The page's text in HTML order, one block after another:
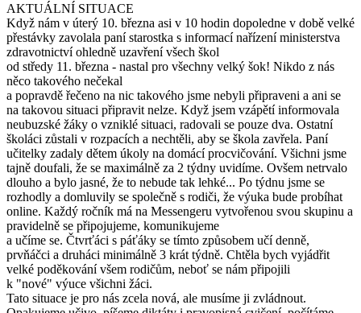
AKTUÁLNÍ SITUACE
Když nám v úterý 10. března asi v 10 hodin dopoledne v době velké
přestávky zavolala paní starostka s informací nařízení ministerstva
zdravotnictví ohledně uzavření všech škol
od středy 11. března - nastal pro všechny velký šok! Nikdo z nás
něco takového nečekal
a popravdě řečeno na nic takového jsme nebyli připraveni a ani se
na takovou situaci připravit nelze. Když jsem vzápětí informovala
neubuzské žáky o vzniklé situaci, radovali se pouze dva. Ostatní
školáci zůstali v rozpacích a nechtěli, aby se škola zavřela. Paní
učitelky zadaly dětem úkoly na domácí procvičování. Všichni jsme
tajně doufali, že se maximálně za 2 týdny uvidíme. Ovšem netrvalo
dlouho a bylo jasné, že to nebude tak lehké... Po týdnu jsme se
rozhodly a domluvily se společně s rodiči, že výuka bude probíhat
online. Každý ročník má na Messengeru vytvořenou svou skupinu a
pravidelně se připojujeme, komunikujeme
a učíme se. Čtvrťáci s páťáky se tímto způsobem učí denně,
prvňáčci a druháci minimálně 3 krát týdně. Chtěla bych vyjádřit
velké poděkování všem rodičům, neboť se nám připojili
k "nové" výuce všichni žáci.
Tato situace je pro nás zcela nová, ale musíme ji zvládnout.